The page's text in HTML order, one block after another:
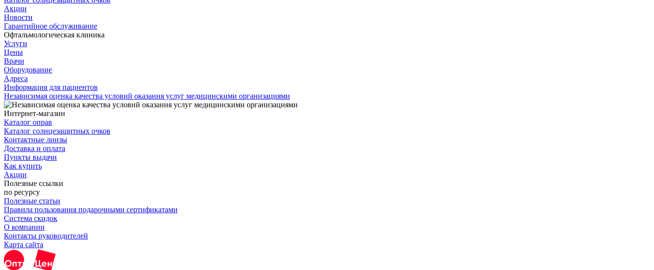
Акции
Новости
Гарантийное обслуживание
Офтальмологическая клиника
Услуги
Цены
Врачи
Оборудование
Адреса
Информация для пациентов
Независимая оценка качества условий оказания услуг медицинскими организациями
Интернет-магазин
Каталог оправ
Каталог солнцезащитных очков
Контактные линзы
Доставка и оплата
Пункты выдачи
Как купить
Акции
Полезные ссылки
по ресурсу
Полезные статьи
Правила пользования подарочными сертификатами
Система скидок
О компании
Контакты руководителей
Карта сайта